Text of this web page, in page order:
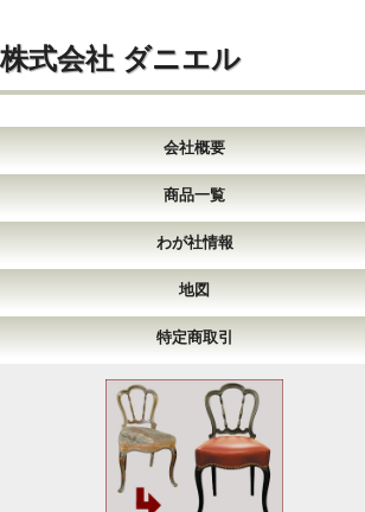
株式会社 ダニエル
会社概要
商品一覧
わが社情報
地図
特定商取引